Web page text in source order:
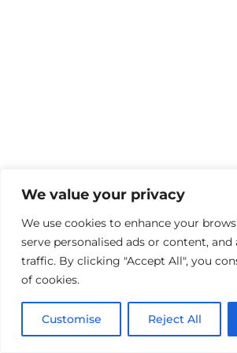
We value your privacy
We use cookies to enhance your
serve personalised ads or content, and
traffic. By clicking "Accept All", you
of cookies.
Customise Reject All